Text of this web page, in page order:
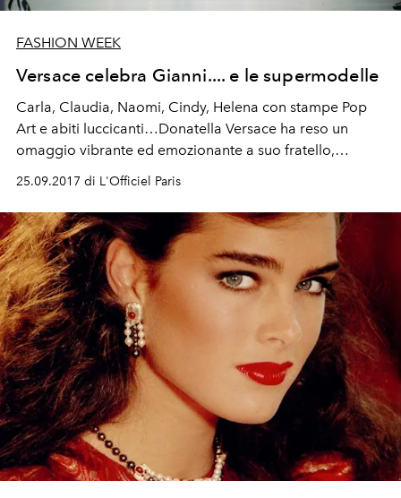
FASHION WEEK
Versace celebra Gianni.... e le supermodelle
Carla, Claudia, Naomi, Cindy, Helena con stampe Pop
Art e abiti luccicanti…Donatella Versace ha reso un
omaggio vibrante ed emozionante a suo fratello,
fondatore della Maison, Gianni, in ricordo della sua
dedicata alla vita e all’opera di Gianni, saluto il suo
genio artistico ma anche e soprattutto l’uomo e fratello
che è stato".
25.09.2017 di L'Officiel Paris